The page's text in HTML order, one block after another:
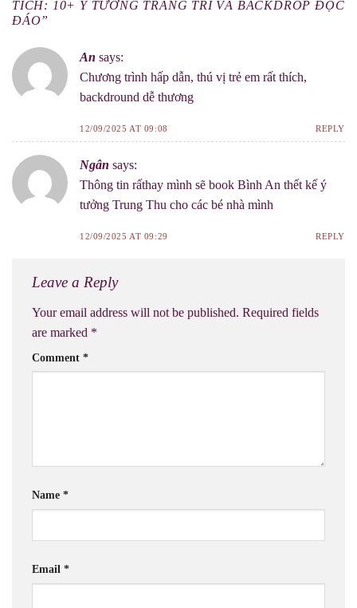
TÍCH: 10+ Ý TƯỞNG TRANG TRÍ VÀ BACKDROP ĐỘC
ĐÁO”
An says:
Chương trình hấp dẫn, thú vị trẻ em rất thích,
backdround dễ thương
12/09/2025 AT 09:08 REPLY
Ngân says:
Thông tin rấthay mình sẽ book Bình An thết kế ý
tưởng Trung Thu cho các bé nhà mình
12/09/2025 AT 09:29 REPLY
Leave a Reply
Your email address will not be published. Required fields
are marked *
Comment *
Name *
Email *